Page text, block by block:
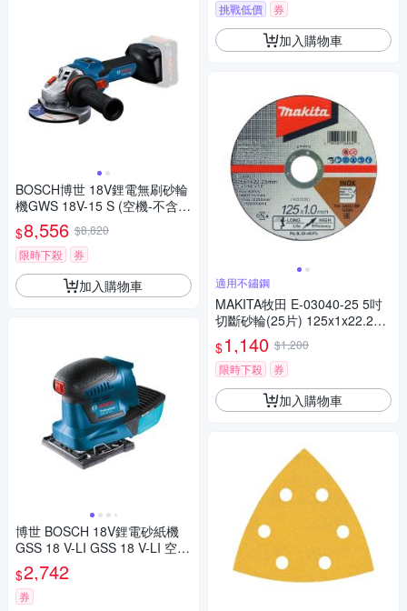
BOSCH博世 18V鋰電無刷砂輪
機GWS 18V-15 S (空機-不含充
電器及電池)
$8,556 $8,820
限時下殺
券
加入購物車
博世 BOSCH 18V鋰電砂紙機
GSS 18 V-LI GSS 18 V-LI 空機
(不含電池、充電器)
$2,742
券
挑戰低價
券
加入購物車
適用不鏽鋼
MAKITA牧田 E-03040-25 5吋
切斷砂輪(25片) 125x1x22.23
A60U-不鏽鋼
$1,140 $1,200
限時下殺
券
加入購物車